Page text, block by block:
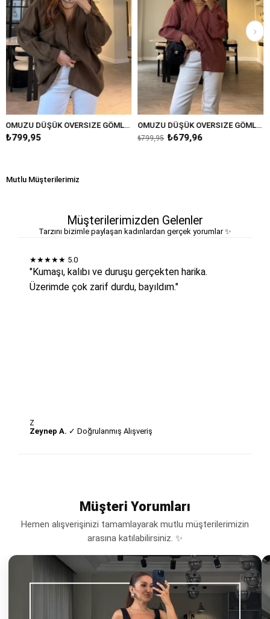
OMUZU DÜŞÜK OVERSIZE GÖMLEK/4612 OMUZU DÜŞÜK OVERSIZE GÖMLEK/4612 PARLAK KLASİK
₺549,95
Mutlu Müşterilerimiz
Müşterilerimizden Gelenler
Tarzını bizimle paylaşan kadınlardan gerçek yorumlar ✨
★★★★★ 5.0
"Kumaşı, kalıbı ve duruşu gerçekten harika.
Üzerimde çok zarif durdu, bayıldım."
Z
Zeynep A. ✓ Doğrulanmış Alışveriş
Müşteri Yorumları
Hemen alışverişinizi tamamlayarak mutlu müşterilerimizin
arasına katılabilirsiniz. ✨